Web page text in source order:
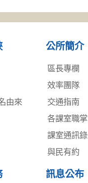
由來
公所簡介
區長專欄
效率團隊
交通指南
各課室職掌
課室通訊錄
與民有約
訊息公布